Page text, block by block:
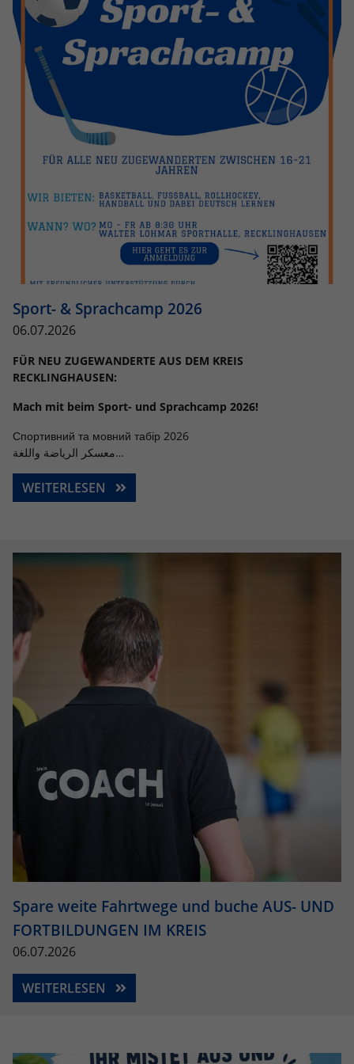
Sport- & Sprachcamp 2026
06.07.2026
FÜR NEU ZUGEWANDERTE AUS DEM KREIS
RECKLINGHAUSEN:
Mach mit beim Sport- und Sprachcamp 2026!
Спортивний та мовний табір 2026
معسكر الرياضة واللغة…
WEITERLESEN
Spare weite Fahrtwege und buche AUS- UND
FORTBILDUNGEN IM KREIS
06.07.2026
WEITERLESEN
eines Analyseberichts darüber, wie es
der Website geht. Die erhobenen Daten
umfassen die Anzahl der Besucher, die
Quelle, aus der sie stammen, und die
Seiten in anonymisierter Form.
_dc_gtm_UA-101278931-2
Anbieter Google Analytics
Laufzeit 1 Minute
Dieser Cookie identifiziert die Besucher
nach Alter, Geschlecht oder Interessen
und nutzt dazu den DoubleClick des
Google Tag Manager, um die gezielte
Anbieter Google LLC
Laufzeit 2 Jahre
Zweck